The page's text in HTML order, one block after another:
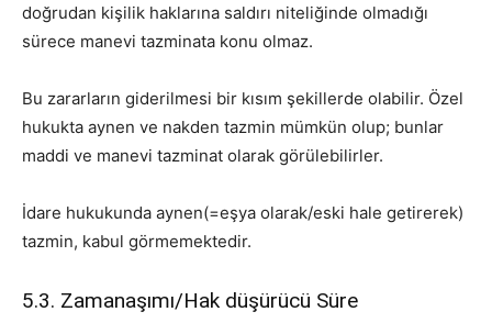
doğrudan kişilik haklarına saldırı niteliğinde olmadığı
sürece manevi tazminata konu olmaz.
Bu zararların giderilmesi bir kısım şekillerde olabilir. Özel
hukukta aynen ve nakden tazmin mümkün olup; bunlar
maddi ve manevi tazminat olarak görülebilirler.
İdare hukukunda aynen(=eşya olarak/eski hale getirerek)
tazmin, kabul görmemektedir.
5.3. Zamanaşımı/Hak düşürücü Süre